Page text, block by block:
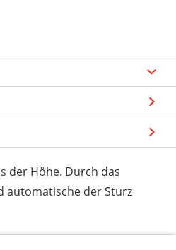
der Höhe. Durch das
automatische der Sturz